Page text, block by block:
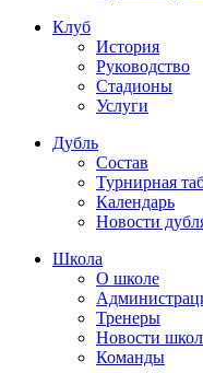
Клуб
История
Руководство
Стадионы
Услуги
Дубль
Состав
Турнирная
Календарь
Новости
Школа
О школе
Тренеры
Новости
Команды